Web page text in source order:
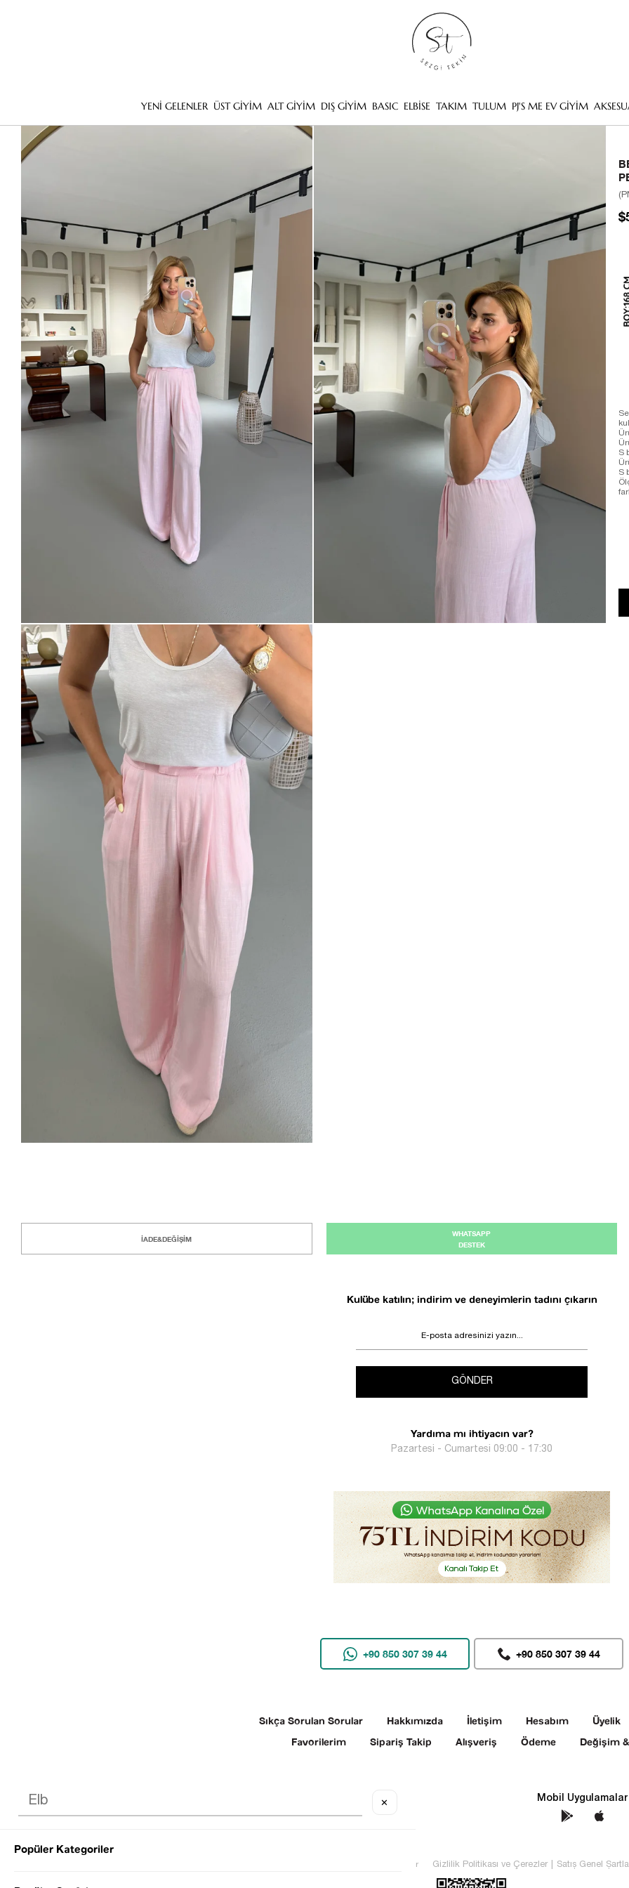
YENİ GELENLER ÜST GİYİM ALT GİYİM DIŞ GİYİM BASIC ELBİSE TAKIM TULUM PJ'S ME EV GİYİM
S
S
İADE&DEĞİŞİM
WHATSAPP
DESTEK
Kulübe katılın; indirim ve deneyimlerin tadını çıkarın
GÖNDER
Yardıma mı ihtiyacın var?
Pazartesi - Cumartesi 09:00 - 17:30
+90 850 307 39 44 +90 850 307 39 44
Sıkça Sorulan Sorular Hakkımızda İletişim Hesabım Üyelik
Favorilerim
Sipariş Takip Alışveriş Ödeme Değişim
Sosyal Medya Mobil Uygulamalar
© 2025 SEZGİ TEKİN Tüm hakları saklıdır Gizlilik Politikası ve Çerezler Satış Genel
✕
Popüler Kategoriler